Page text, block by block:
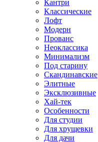
Кантри
Классические
Лофт
Модерн
Прованс
Неоклассика
Минимализм
Под старину
Скандинавские
Элитные
Эксклюзивные
Хай-тек
Особенности
Для студии
Для хрущевки
Для дачи